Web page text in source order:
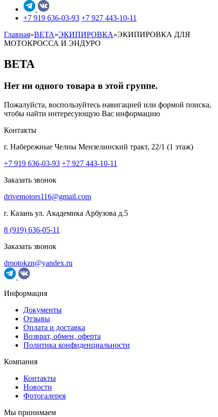
+7 919 636-03-93 +7 927 443-10-11
Главная»BETA»ЭКИПИРОВКА»ЭКИПИРОВКА ДЛЯ
МОТОКРОССА И ЭНДУРО
BETA
Нет ни одного товара в этой группе.
Пожалуйста, воспользуйтесь навигацией или формой поиска,
чтобы найти интересующую Вас информацию
Контакты
г. Набережные Челны Мензелинский тракт, 22/1 (1 этаж)
+7 919 636-03-93 +7 927 443-10-11
Заказать звонок
drivemotors116@gmail.com
г. Казань ул. Академика Арбузова д.5
8 (919) 636-05-11
Заказать звонок
dmotokzn@yandex.ru
Информация
Документы
Отзывы
Оплата и доставка
Возврат, обмен, оферта
Политика конфиденциальности
Компания
Контакты
Новости
Фотогалерея
Мы принимаем